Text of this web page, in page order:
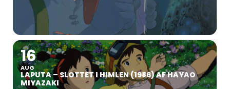
16
AUG
LAPUTA – SLOTTET I HIMLEN (1986) AF HAYAO
MIYAZAKI